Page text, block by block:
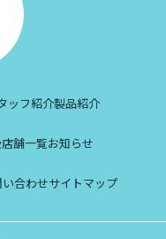
ッフ紹介製品紹介
舗一覧お知らせ
合わせサイトマップ